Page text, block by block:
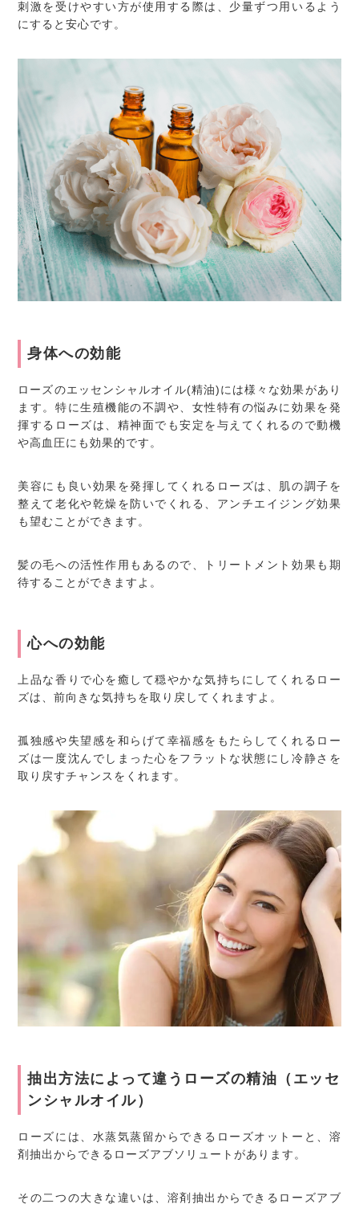
刺激を受けやすい方が使用する際は、少量ずつ用いるよう
にすると安心です。
身体への効能
ローズのエッセンシャルオイル(精油)には様々な効果があり
ます。特に生殖機能の不調や、女性特有の悩みに効果を発
揮するローズは、精神面でも安定を与えてくれるので動機
や高血圧にも効果的です。
美容にも良い効果を発揮してくれるローズは、肌の調子を
整えて老化や乾燥を防いでくれる、アンチエイジング効果
も望むことができます。
髪の毛への活性作用もあるので、トリートメント効果も期
待することができますよ。
心への効能
上品な香りで心を癒して穏やかな気持ちにしてくれるロー
ズは、前向きな気持ちを取り戻してくれますよ。
孤独感や失望感を和らげて幸福感をもたらしてくれるロー
ズは一度沈んでしまった心をフラットな状態にし冷静さを
取り戻すチャンスをくれます。
抽出方法によって違うローズの精油（エッセ
ンシャルオイル）
ローズには、水蒸気蒸留からできるローズオットーと、溶
剤抽出からできるローズアブソリュートがあります。
その二つの大きな違いは、溶剤抽出からできるローズアブ